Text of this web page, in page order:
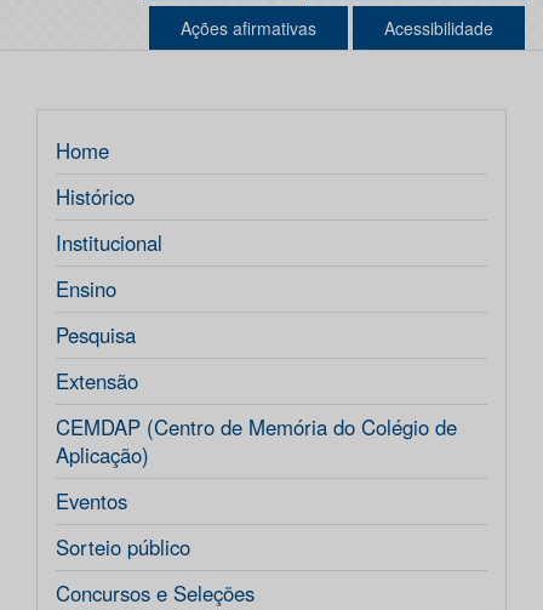
Ações afirmativas Acessibilidade
Home
Histórico
Institucional
Ensino
Pesquisa
Extensão
CEMDAP (Centro de Memória do Colégio de
Aplicação)
Eventos
Sorteio público
Concursos e Seleções